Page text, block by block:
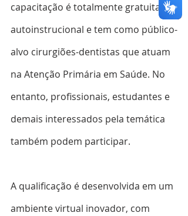
capacitação é totalmente gratuita,
autoinstrucional e tem como público-
alvo cirurgiões-dentistas que atuam
na Atenção Primária em Saúde. No
entanto, profissionais, estudantes e
demais interessados pela temática
também podem participar.
A qualificação é desenvolvida em um
ambiente virtual inovador, com